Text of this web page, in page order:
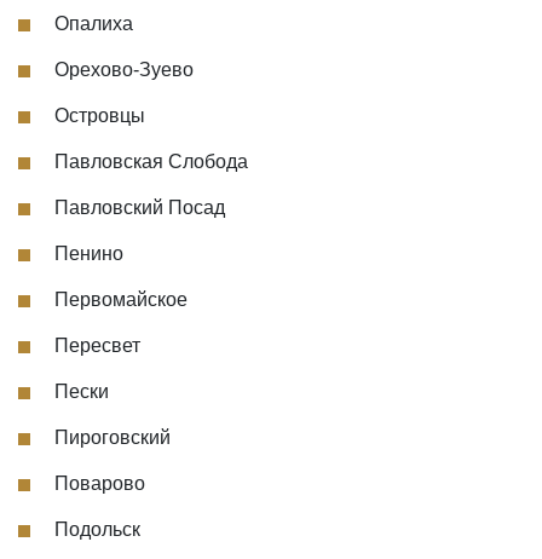
Опалиха
Орехово-Зуево
Островцы
Павловская Слобода
Павловский Посад
Пенино
Первомайское
Пересвет
Пески
Пироговский
Поварово
Подольск